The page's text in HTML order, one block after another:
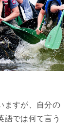
ますが、自分の
語では何て言う